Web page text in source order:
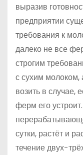
выразив
предприятии
требования к
далеко не все
строгим
с сухим молоком,
возить в случае,
ферм его
сутки, растёт и
течение двух-